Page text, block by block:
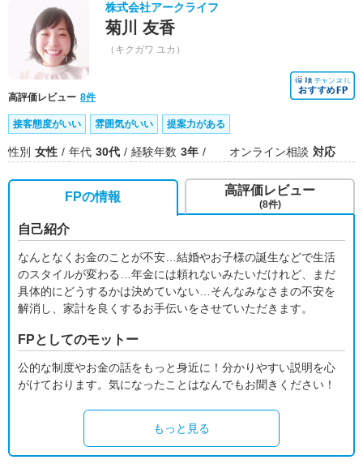
株式会社アークライフ
菊川 友香
（キクガワ ユカ）
高評価レビュー 8件
接客態度がいい 雰囲気がいい 提案力がある
性別 女性 年代 30代 経験年数 3年 オンライン相談 対応
FPの情報
自己紹介
なんとなくお金のことが不安…結婚やお子様の誕生などで生活
のスタイルが変わる…年金には頼れないみたいだけれど、まだ
具体的にどうするかは決めていない…そんなみなさまの不安を
解消し、家計を良くするお手伝いをさせていただきます。
FPとしてのモットー
公的な制度やお金の話をもっと身近に！分かりやすい説明を心
がけております。気になったことはなんでもお聞きください！
もっと見る
高評価レビュー
(8件)